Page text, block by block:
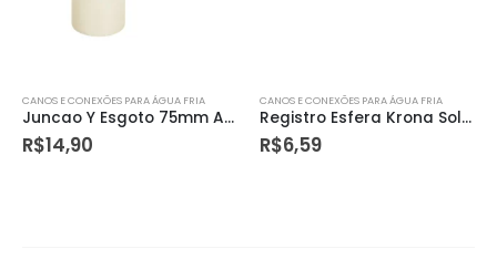
CANOS E CONEXÕES PARA ÁGUA FRIA
Juncao Y Esgoto 75mm Amanco
R$14,90
CANOS E CONEXÕES PARA ÁGUA FRIA
Registro Esfera Krona Soldavel 32mm
R$6,59